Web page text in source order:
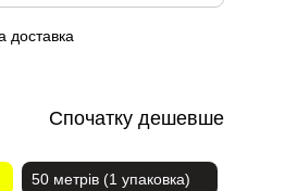
Спочатку дешевше
50 метрів (1 упаковка)